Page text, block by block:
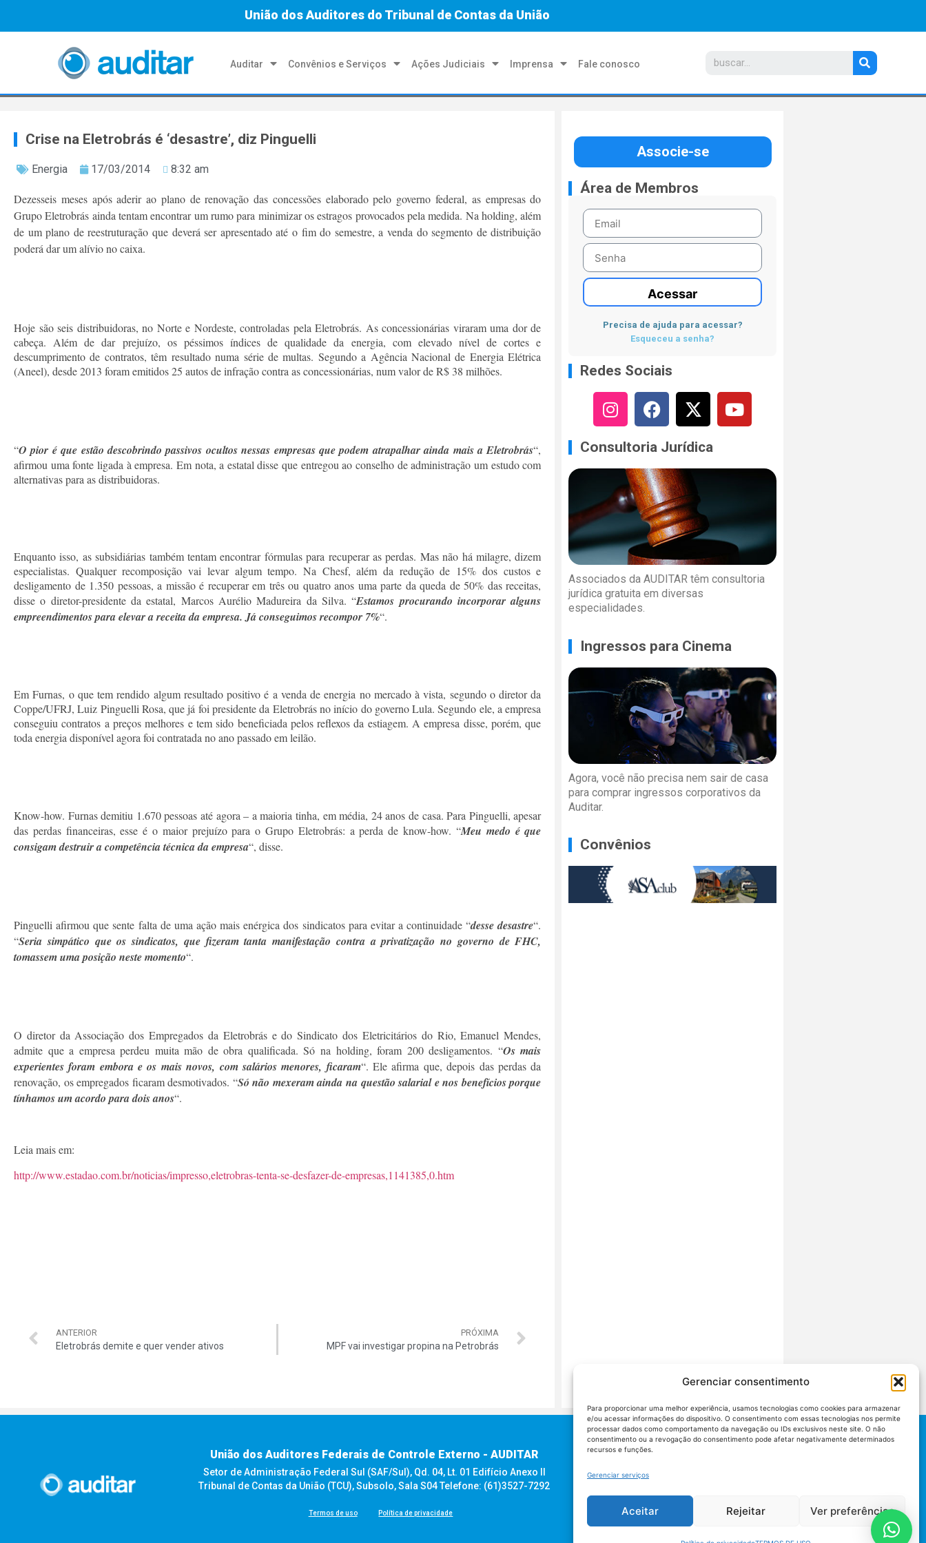
Gerenciar consentimento
Para proporcionar uma melhor experiência, usamos tecnologias como cookies para armazenar
e/ou acessar informações do dispositivo. O consentimento com essas tecnologias nos permite
processar dados como comportamento da navegação ou IDs exclusivos neste site. O não
consentimento ou a revogação do consentimento pode afetar negativamente determinados
recursos e funções.
Gerenciar serviços
Aceitar Rejeitar Ver preferências
União dos Auditores do Tribunal de Contas da União
Auditar Convênios e Serviços Ações Judiciais Imprensa Fale conosco
Crise na Eletrobrás é ‘desastre’, diz Pinguelli
Energia 17/03/2014 8:32 am
Dezesseis meses após aderir ao plano de renovação das concessões elaborado pelo governo federal, as empresas do
Grupo Eletrobrás ainda tentam encontrar um rumo para minimizar os estragos provocados pela medida. Na holding, além
de um plano de reestruturação que deverá ser apresentado até o fim do semestre, a venda do segmento de distribuição
poderá dar um alívio no caixa.
Hoje são seis distribuidoras, no Norte e Nordeste, controladas pela Eletrobrás. As concessionárias viraram uma dor de
cabeça. Além de dar prejuízo, os péssimos índices de qualidade da energia, com elevado nível de cortes e
descumprimento de contratos, têm resultado numa série de multas. Segundo a Agência Nacional de Energia Elétrica
(Aneel), desde 2013 foram emitidos 25 autos de infração contra as concessionárias, num valor de R$ 38 milhões.
“O pior é que estão descobrindo passivos ocultos nessas empresas que podem atrapalhar ainda mais a Eletrobrás“,
afirmou uma fonte ligada à empresa. Em nota, a estatal disse que entregou ao conselho de administração um estudo com
alternativas para as distribuidoras.
Enquanto isso, as subsidiárias também tentam encontrar fórmulas para recuperar as perdas. Mas não há milagre, dizem
especialistas. Qualquer recomposição vai levar algum tempo. Na Chesf, além da redução de 15% dos custos e
desligamento de 1.350 pessoas, a missão é recuperar em três ou quatro anos uma parte da queda de 50% das receitas,
disse o diretor-presidente da estatal, Marcos Aurélio Madureira da Silva. “Estamos procurando incorporar alguns
empreendimentos para elevar a receita da empresa. Já conseguimos recompor 7%“.
Em Furnas, o que tem rendido algum resultado positivo é a venda de energia no mercado à vista, segundo o diretor da
Coppe/UFRJ, Luiz Pinguelli Rosa, que já foi presidente da Eletrobrás no início do governo Lula. Segundo ele, a empresa
conseguiu contratos a preços melhores e tem sido beneficiada pelos reflexos da estiagem. A empresa disse, porém, que
toda energia disponível agora foi contratada no ano passado em leilão.
Know-how. Furnas demitiu 1.670 pessoas até agora – a maioria tinha, em média, 24 anos de casa. Para Pinguelli, apesar
das perdas financeiras, esse é o maior prejuízo para o Grupo Eletrobrás: a perda de know-how. “Meu medo é que
consigam destruir a competência técnica da empresa“, disse.
Pinguelli afirmou que sente falta de uma ação mais enérgica dos sindicatos para evitar a continuidade “desse desastre“.
“Seria simpático que os sindicatos, que fizeram tanta manifestação contra a privatização no governo de FHC,
tomassem uma posição neste momento“.
O diretor da Associação dos Empregados da Eletrobrás e do Sindicato dos Eletricitários do Rio, Emanuel Mendes,
admite que a empresa perdeu muita mão de obra qualificada. Só na holding, foram 200 desligamentos. “Os mais
experientes foram embora e os mais novos, com salários menores, ficaram“. Ele afirma que, depois das perdas da
renovação, os empregados ficaram desmotivados. “Só não mexeram ainda na questão salarial e nos benefícios porque
tínhamos um acordo para dois anos“.
Leia mais em:
http://www.estadao.com.br/noticias/impresso,eletrobras-tenta-se-desfazer-de-empresas,1141385,0.htm
ANTERIOR
Eletrobrás demite e quer vender ativos
PRÓXIMA
MPF vai investigar propina na Petrobrás
Associe-se
Área de Membros
Acessar
Precisa de ajuda para acessar?
Esqueceu a senha?
Redes Sociais
Consultoria Jurídica
Associados da AUDITAR têm consultoria
jurídica gratuita em diversas
especialidades.
Ingressos para Cinema
Agora, você não precisa nem sair de casa
para comprar ingressos corporativos da
Auditar.
Convênios
União dos Auditores Federais de Controle Externo - AUDITAR
Setor de Administração Federal Sul (SAF/Sul), Qd. 04, Lt. 01 Edifício Anexo II
Tribunal de Contas da União (TCU), Subsolo, Sala S04 Telefone: (61)3527-7292
Termos de uso Política de privacidade